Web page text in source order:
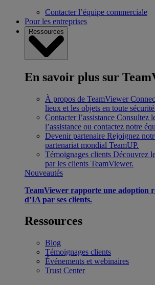
Contacter l’équipe commerciale
Pour les entreprises
Ressources
En savoir plus sur
À propos de TeamViewer
lieux et les objets en toute
Contacter l’assistance Consultez
l’assistance ou contactez notre
Devenir partenaire Rejoignez
partenariat mondial TeamUP.
Témoignages clients Découvrez
par les clients TeamViewer.
Nouveautés
TeamViewer rapporte une adoption
d’IA par ses clients.
Ressources
Blog
Témoignages clients
Événements et webinaires
Trust Center